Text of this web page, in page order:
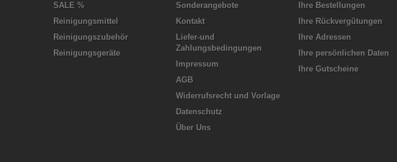
SALE %
Reinigungsmittel
Reinigungszubehör
Reinigungsgeräte
Sonderangebote
Kontakt
Liefer-und
Zahlungsbedingungen
Impressum
AGB
Widerrufsrecht und Vorlage
Datenschutz
Über Uns
Ihre Bestellungen
Ihre Rückvergütungen
Ihre Adressen
Ihre persönlichen Daten
Ihre Gutscheine